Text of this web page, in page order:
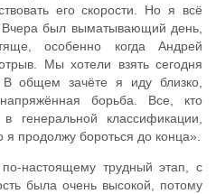
его скорости. Но я всё
Вчера был выматывающий день,
особенно когда Андрей
Мы хотели взять сегодня
общем зачёте я иду близко,
борьба. Все, кто
классификации,
продолжу бороться до конца».
настоящему трудный этап, с
была очень высокой, потому